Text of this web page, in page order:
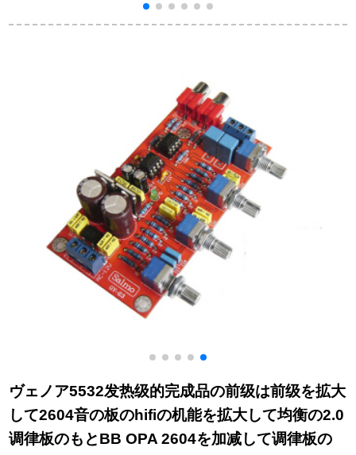
ノ-トパソコンの小さ
Bluetooth変换器ディ
ップ机能アプレック
24 v 220 vデビル機能
ヴェノア5532发热级的完成品の前级は前级を拡大
して2604音の板のhifiの机能を拡大して均衡の2.0
调律板のもとBB OPA 2604を加减して调律板の